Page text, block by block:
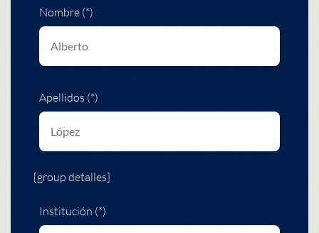
Nombre (*)
Apellidos (*)
[group detalles]
Institución (*)